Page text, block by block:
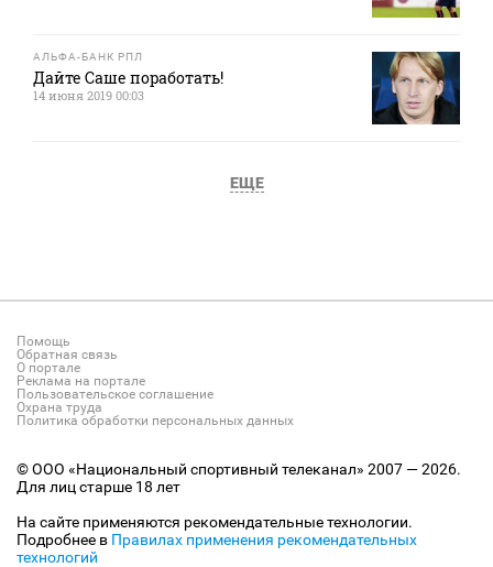
АЛЬФА-БАНК РПЛ
Дайте Саше поработать!
14 июня 2019 00:03
ЕЩЕ
Помощь
Обратная связь
О портале
Реклама на портале
Пользовательское соглашение
Охрана труда
Политика обработки персональных данных
© ООО «Национальный спортивный телеканал» 2007 — 2026.
Для лиц старше 18 лет
На сайте применяются рекомендательные технологии.
Подробнее в Правилах применения рекомендательных
технологий